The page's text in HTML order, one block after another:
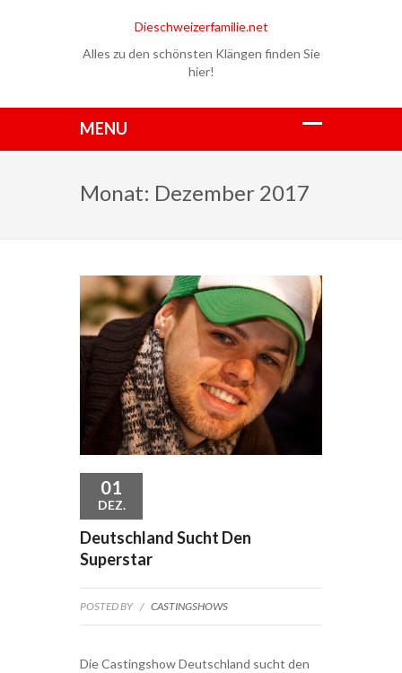
Dieschweizerfamilie.net
Alles zu den schönsten Klängen finden Sie
hier!
Monat: Dezember 2017
01
DEZ.
Deutschland Sucht Den
Superstar
POSTED BY / CASTINGSHOWS
Die Castingshow Deutschland sucht den